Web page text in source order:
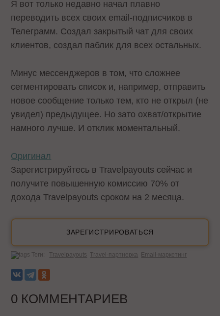
Я вот только недавно начал плавно
переводить всех своих email-подписчиков в
Телеграмм. Создал закрытый чат для своих
клиентов, создал паблик для всех остальных.
Минус мессенджеров в том, что сложнее
сегментировать список и, например, отправить
новое сообщение только тем, кто не открыл (не
увидел) предыдущее. Но зато охват/открытие
намного лучше. И отклик моментальный.
Оригинал
Зарегистрируйтесь в Travelpayouts сейчас и
получите повышенную комиссию 70% от
дохода Travelpayouts сроком на 2 месяца.
ЗАРЕГИСТРИРОВАТЬСЯ
Теги: Travelpayouts Travel-партнерка Email-маркетинг
0 КОММЕНТАРИЕВ